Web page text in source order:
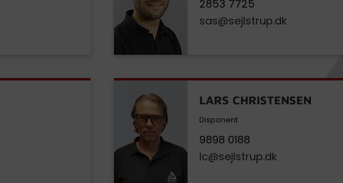
2853 7725
sas@sejlstrup.dk
LARS CHRISTENSEN
Disponent
9898 0188
lc@sejlstrup.dk